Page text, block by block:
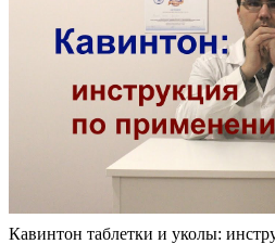
Кавинтон таблетки и уколы: